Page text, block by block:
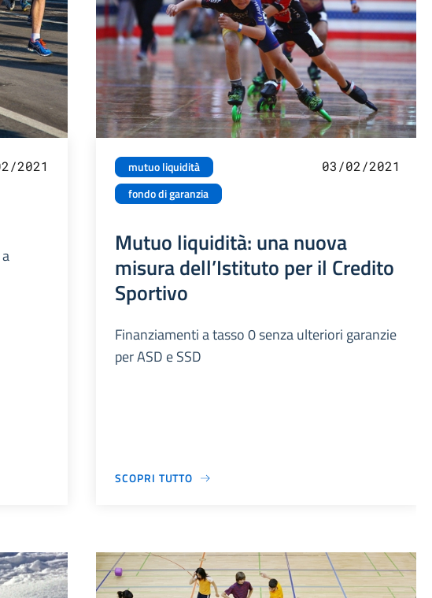
2021
mutuo liquidità
fondo di garanzia
03/02/2021
Mutuo liquidità: una nuova
misura dell’Istituto per il Credito
Sportivo
Finanziamenti a tasso 0 senza ulteriori garanzie
per ASD e SSD
SCOPRI TUTTO